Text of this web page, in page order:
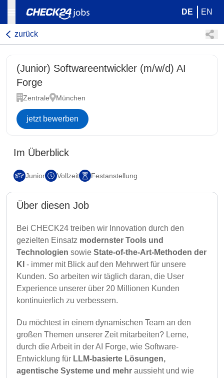
DE EN
zurück
(Junior) Softwareentwickler (m/w/d) AI
Forge
Zentrale München
jetzt bewerben
Im Überblick
Junior Vollzeit Festanstellung
Über diesen Job
Bei CHECK24 treiben wir Innovation durch den
gezielten Einsatz modernster Tools und
Technologien sowie State-of-the-Art-Methoden der
KI - immer mit Blick auf den Mehrwert für unsere
Kunden. So arbeiten wir täglich daran, die User
Experience unserer über 20 Millionen Kunden
kontinuierlich zu verbessern.
Du möchtest in einem dynamischen Team an den
großen Themen unserer Zeit mitarbeiten? Lerne,
durch die Arbeit in der AI Forge, wie Software-
Entwicklung für LLM-basierte Lösungen,
agentische Systeme und mehr aussieht und wie